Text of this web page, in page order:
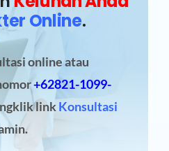
Online.
online atau
+62821-1099-
linkKonsultasi